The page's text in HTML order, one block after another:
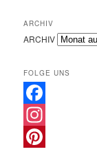
ARCHIV
ARCHIV
FOLGE UNS
Facebook
Instagram